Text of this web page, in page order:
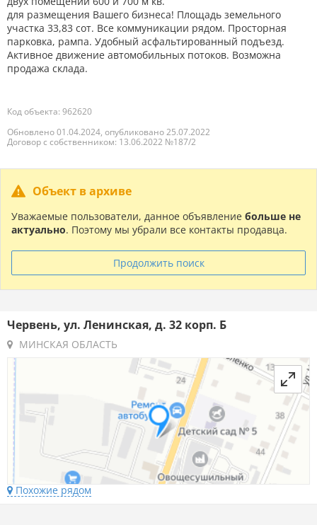
для размещения Вашего бизнеса! Площадь земельного
участка 33,83 сот. Все коммуникации рядом. Просторная
парковка, рампа. Удобный асфальтированный подъезд.
Активное движение автомобильных потоков. Возможна
продажа склада.
Код объекта: 962620
Обновлено 01.04.2024, опубликовано 25.07.2022
Договор с собственником: 13.06.2022 №187/2
Объект в архиве
Уважаемые пользователи, данное объявление больше не
актуально. Поэтому мы убрали все контакты продавца.
Продолжить поиск
Червень, ул. Ленинская, д. 32 корп. Б
МИНСКАЯ ОБЛАСТЬ
Похожие рядом